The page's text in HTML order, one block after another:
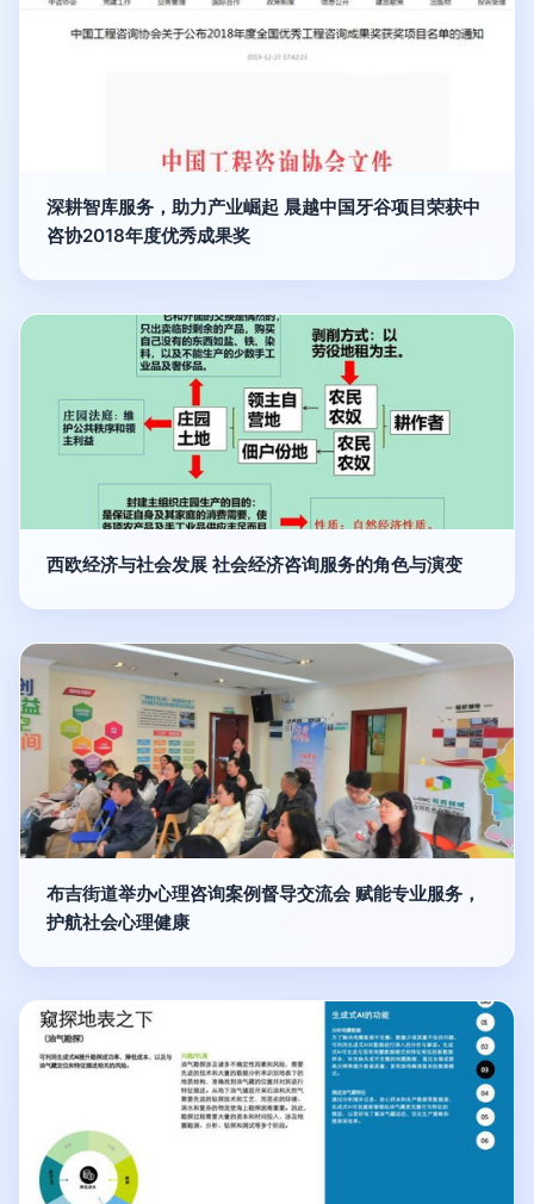
深耕智库服务，助力产业崛起 晨越中国牙谷项目荣获中
咨协2018年度优秀成果奖
西欧经济与社会发展 社会经济咨询服务的角色与演变
布吉街道举办心理咨询案例督导交流会 赋能专业服务，
护航社会心理健康